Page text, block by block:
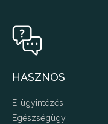
HASZNOS
E-ügyintézés
Egészségügy